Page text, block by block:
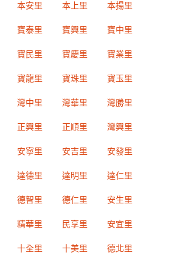
本安里 本上里 本揚里
寶泰里 寶興里 寶中里
寶民里 寶慶里 寶業里
寶龍里 寶珠里 寶玉里
灣中里 灣華里 灣勝里
正興里 正順里 灣興里
安寧里 安吉里 安發里
達德里 達明里 達仁里
德智里 德仁里 安生里
精華里 民享里 安宜里
十全里 十美里 德北里